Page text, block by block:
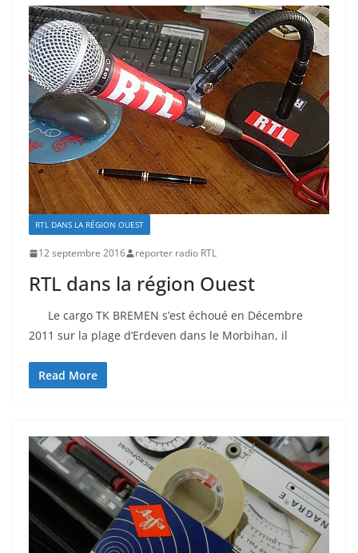
RTL DANS LA RÉGION OUEST
12 septembre 2016 reporter radio RTL
RTL dans la région Ouest
Le cargo TK BREMEN s’est échoué en Décembre
2011 sur la plage d’Erdeven dans le Morbihan, il
Read More